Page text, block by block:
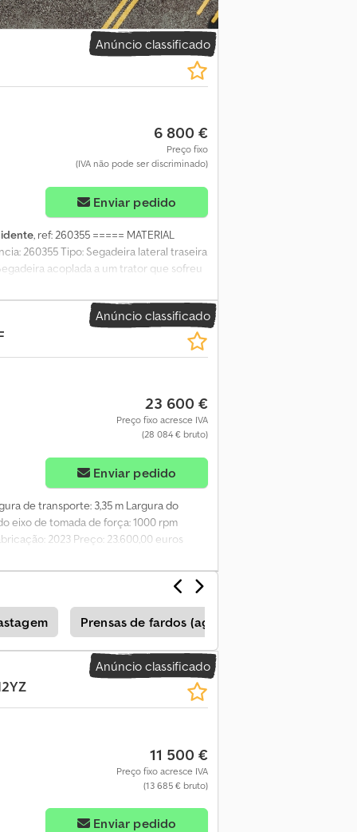
Anúncio classificado
6 800 €
Preço fixo
(IVA não pode ser discriminado)
Enviar pedido
, ref: 260355 ===== MATERIAL
260355 Tipo: Segadeira lateral traseira
acoplada a um trator que sofreu
Material Material vendido
garantia, aceitação de troca,
Rücknahme oder Erstattung. ---
mediante custo adicional. > Fotos e
somos nós? ----- GESTLEASE ING.
e venda de equipamentos profissionais
350 referências em stock Parque com
| Agrícolas | Veículos pesados |
3 m Prazo de entrega (em dias): 1
Anúncio classificado
23 600 €
Preço fixo acresce IVA
(28 084 € bruto)
Enviar pedido
de transporte: 3,35 m Largura do
eixo de tomada de força: 1000 rpm
2023 Preço: 23.600,00 euros
Prensas de fardos (agricultura)
Anúncio classificado
11 500 €
Preço fixo acresce IVA
(13 685 € bruto)
Enviar pedido